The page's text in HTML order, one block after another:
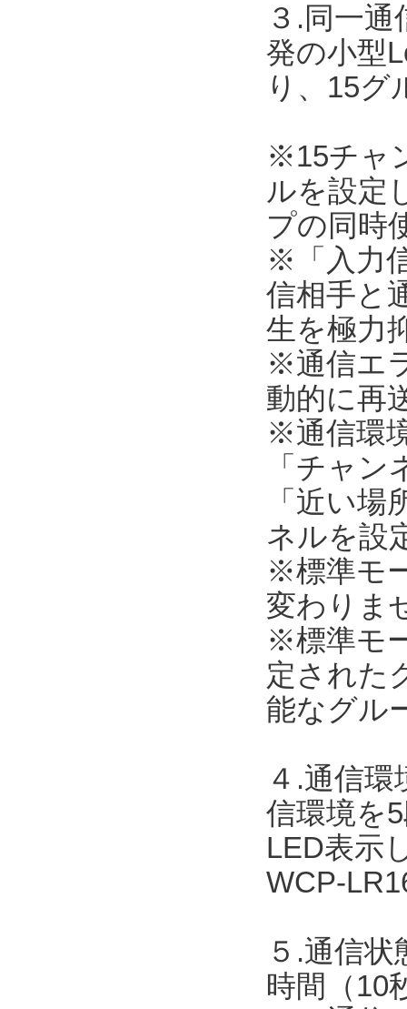
３.同一
発の小型
り、15グ
※15チャ
ルを設定
プの同時
※「入力
信相手と
生を極力
※通信エ
動的に再
※通信環
「チャ
「近い
ネルを設
※標準モ
変わりま
※標準モ
定された
能なグル
４.通信
信環境を
LED表示
WCP-
５.通信
時間（10